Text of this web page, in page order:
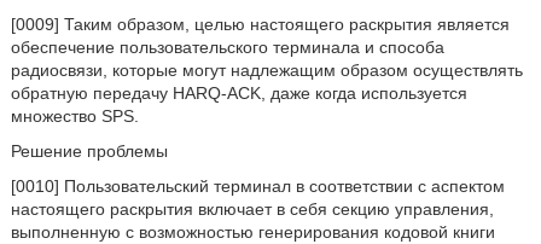
[0009] Таким образом, целью настоящего раскрытия является
обеспечение пользовательского терминала и способа
радиосвязи, которые могут надлежащим образом осуществлять
обратную передачу HARQ-ACK, даже когда используется
множество SPS.
Решение проблемы
[0010] Пользовательский терминал в соответствии с аспектом
настоящего раскрытия включает в себя секцию управления,
выполненную с возможностью генерирования кодовой книги